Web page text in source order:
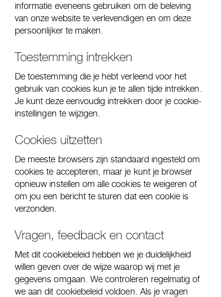
informatie eveneens gebruiken om de beleving
van onze website te verlevendigen en om deze
persoonlijker te maken.
Toestemming intrekken
De toestemming die je hebt verleend voor het
gebruik van cookies kun je te allen tijde intrekken.
Je kunt deze eenvoudig intrekken door je cookie-
instellingen te wijzigen.
Cookies uitzetten
De meeste browsers zijn standaard ingesteld om
cookies te accepteren, maar je kunt je browser
opnieuw instellen om alle cookies te weigeren of
om jou een bericht te sturen dat een cookie is
verzonden.
Vragen, feedback en contact
Met dit cookiebeleid hebben we je duidelijkheid
willen geven over de wijze waarop wij met je
gegevens omgaan. We controleren regelmatig of
we aan dit cookiebeleid voldoen. Als je vragen